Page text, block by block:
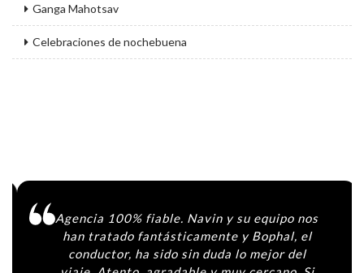
Ganga Mahotsav
Celebraciones de nochebuena
Agencia 100% fiable. Navin y su equipo nos
han tratado fantásticamente y Bophal, el
conductor, ha sido sin duda lo mejor del